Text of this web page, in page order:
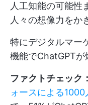
人工知能の可能性
人々の想像力をか
特にデジタルマー
機能でChatGPTが
ファクトチェック：
ォースによる